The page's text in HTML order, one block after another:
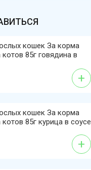
кошек За корма
85г говядина в
+
кошек За корма
85г курица в соусе
+